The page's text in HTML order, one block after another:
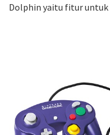
Dolphin yaitu fitur untuk